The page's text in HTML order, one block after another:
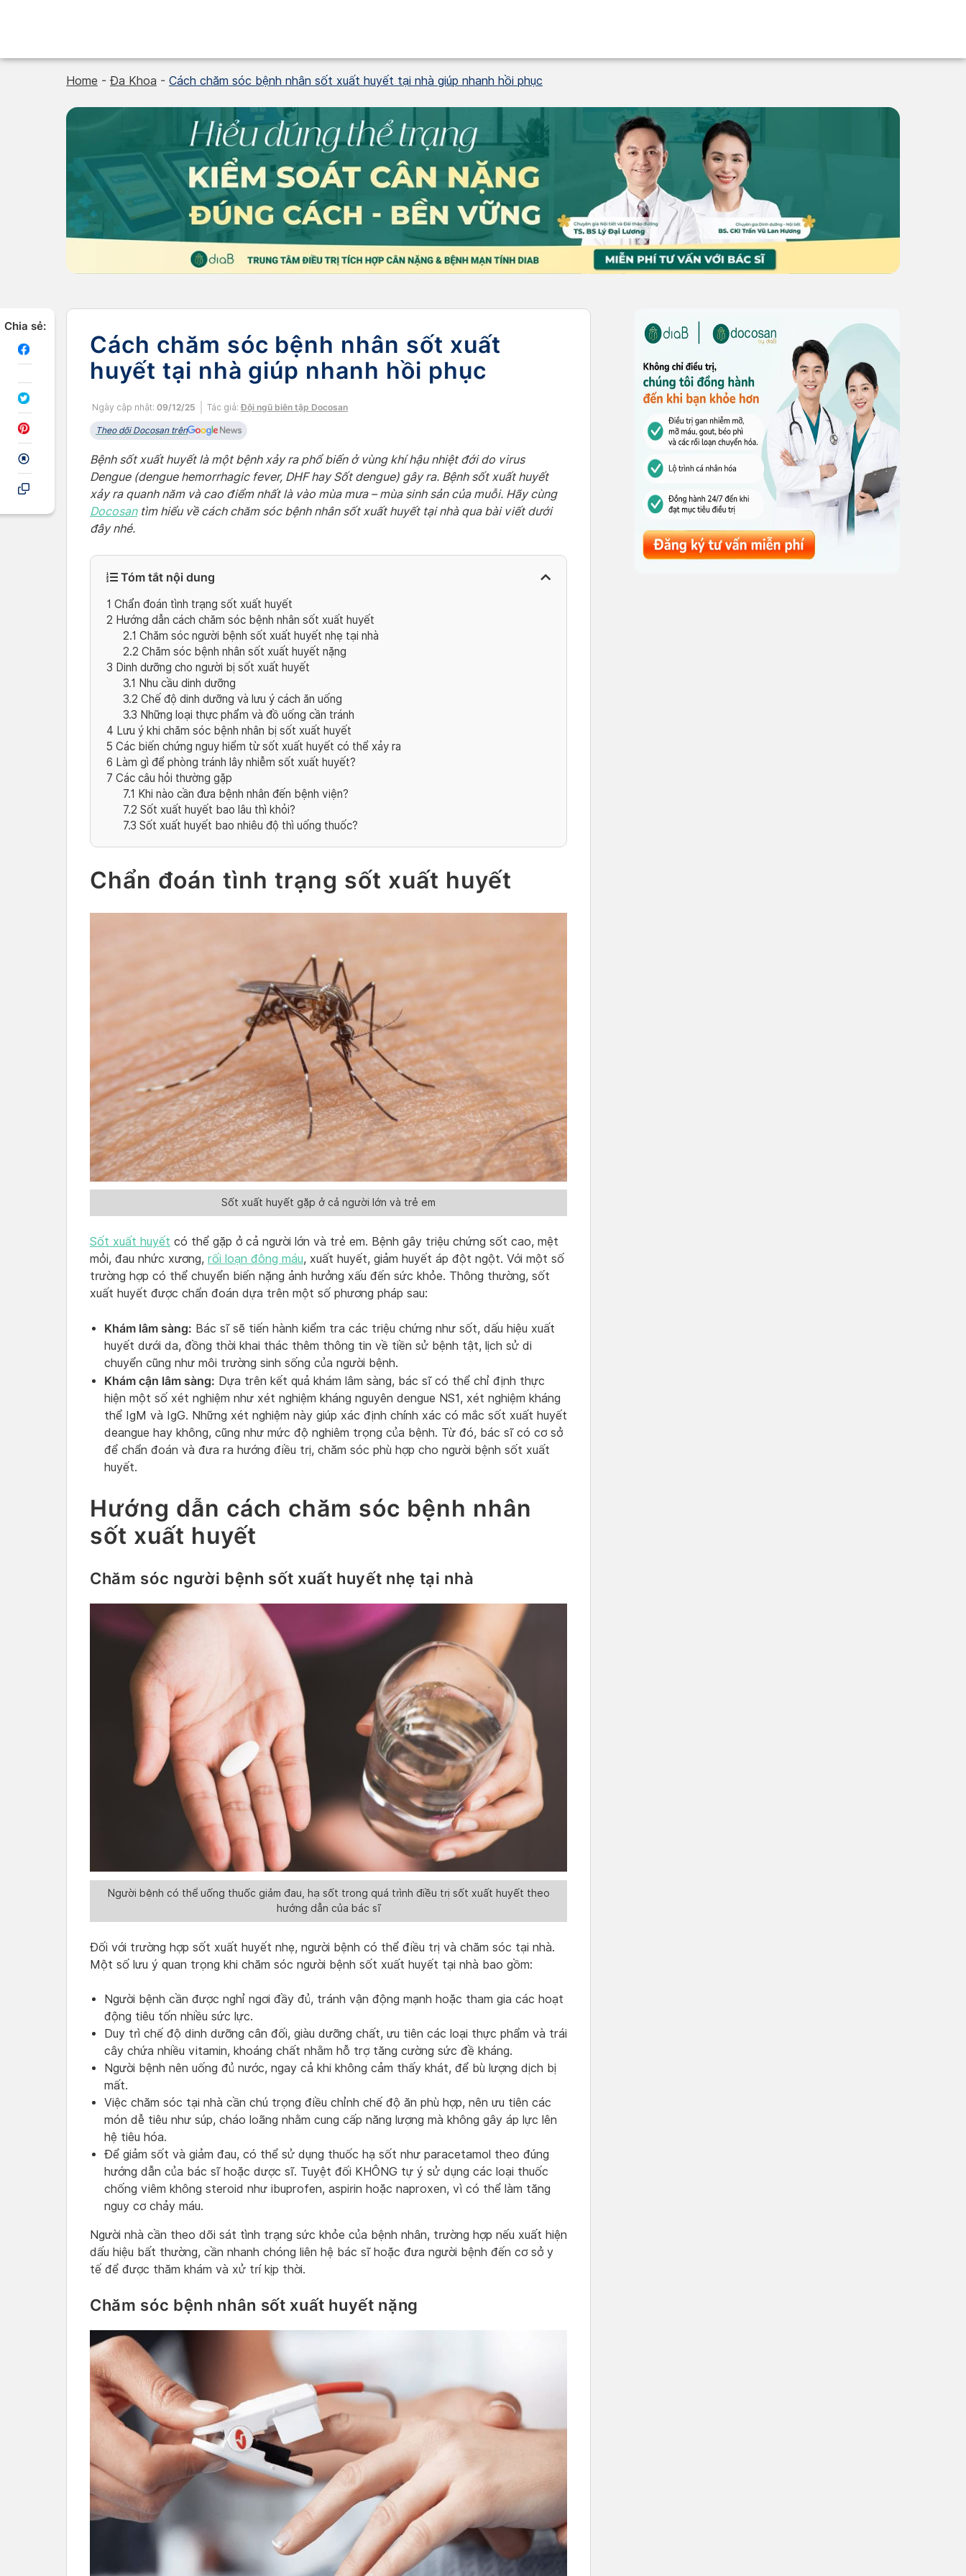
Home - Đa Khoa - Cách chăm sóc bệnh nhân sốt xuất huyết tại nhà giúp nhanh hồi phục
Chia sẻ:
Cách chăm sóc bệnh nhân sốt xuất
huyết tại nhà giúp nhanh hồi phục
Ngày cập nhật: 09/12/25 Tác giả:Đội ngũ biên tập Docosan
Theo dõi Docosan trên
Bệnh sốt xuất huyết là một bệnh xảy ra phổ biến ở vùng khí hậu nhiệt đới do virus
Dengue (dengue hemorrhagic fever, DHF hay Sốt dengue) gây ra. Bệnh sốt xuất huyết
xảy ra quanh năm và cao điểm nhất là vào mùa mưa – mùa sinh sản của muỗi. Hãy cùng
Docosantìm hiểu về cách chăm sóc bệnh nhân sốt xuất huyết tại nhà qua bài viết dưới
đây nhé.
Tóm tắt nội dung
1 Chẩn đoán tình trạng sốt xuất huyết
2 Hướng dẫn cách chăm sóc bệnh nhân sốt xuất huyết
2.1 Chăm sóc người bệnh sốt xuất huyết nhẹ tại nhà
2.2 Chăm sóc bệnh nhân sốt xuất huyết nặng
3 Dinh dưỡng cho người bị sốt xuất huyết
3.1 Nhu cầu dinh dưỡng
3.2 Chế độ dinh dưỡng và lưu ý cách ăn uống
3.3 Những loại thực phẩm và đồ uống cần tránh
4 Lưu ý khi chăm sóc bệnh nhân bị sốt xuất huyết
5 Các biến chứng nguy hiểm từ sốt xuất huyết có thể xảy ra
6 Làm gì để phòng tránh lây nhiễm sốt xuất huyết?
7 Các câu hỏi thường gặp
7.1 Khi nào cần đưa bệnh nhân đến bệnh viện?
7.2 Sốt xuất huyết bao lâu thì khỏi?
7.3 Sốt xuất huyết bao nhiêu độ thì uống thuốc?
Chẩn đoán tình trạng sốt xuất huyết
Sốt xuất huyết gặp ở cả người lớn và trẻ em
Sốt xuất huyết có thể gặp ở cả người lớn và trẻ em. Bệnh gây triệu chứng sốt cao, mệt
mỏi, đau nhức xương, rối loạn đông máu, xuất huyết, giảm huyết áp đột ngột. Với một số
trường hợp có thể chuyển biến nặng ảnh hưởng xấu đến sức khỏe. Thông thường, sốt
xuất huyết được chẩn đoán dựa trên một số phương pháp sau:
Khám lâm sàng: Bác sĩ sẽ tiến hành kiểm tra các triệu chứng như sốt, dấu hiệu xuất
huyết dưới da, đồng thời khai thác thêm thông tin về tiền sử bệnh tật, lịch sử di
chuyển cũng như môi trường sinh sống của người bệnh.
Khám cận lâm sàng: Dựa trên kết quả khám lâm sàng, bác sĩ có thể chỉ định thực
hiện một số xét nghiệm như xét nghiệm kháng nguyên dengue NS1, xét nghiệm kháng
thể IgM và IgG. Những xét nghiệm này giúp xác định chính xác có mắc sốt xuất huyết
deangue hay không, cũng như mức độ nghiêm trọng của bệnh. Từ đó, bác sĩ có cơ sở
để chẩn đoán và đưa ra hướng điều trị, chăm sóc phù hợp cho người bệnh sốt xuất
huyết.
Hướng dẫn cách chăm sóc bệnh nhân
sốt xuất huyết
Chăm sóc người bệnh sốt xuất huyết nhẹ tại nhà
Người bệnh có thể uống thuốc giảm đau, hạ sốt trong quá trình điều trị sốt xuất huyết theo
hướng dẫn của bác sĩ
Đối với trường hợp sốt xuất huyết nhẹ, người bệnh có thể điều trị và chăm sóc tại nhà.
Một số lưu ý quan trọng khi chăm sóc người bệnh sốt xuất huyết tại nhà bao gồm:
Người bệnh cần được nghỉ ngơi đầy đủ, tránh vận động mạnh hoặc tham gia các hoạt
động tiêu tốn nhiều sức lực.
Duy trì chế độ dinh dưỡng cân đối, giàu dưỡng chất, ưu tiên các loại thực phẩm và trái
cây chứa nhiều vitamin, khoáng chất nhằm hỗ trợ tăng cường sức đề kháng.
Người bệnh nên uống đủ nước, ngay cả khi không cảm thấy khát, để bù lượng dịch bị
mất.
Việc chăm sóc tại nhà cần chú trọng điều chỉnh chế độ ăn phù hợp, nên ưu tiên các
món dễ tiêu như súp, cháo loãng nhằm cung cấp năng lượng mà không gây áp lực lên
hệ tiêu hóa.
Để giảm sốt và giảm đau, có thể sử dụng thuốc hạ sốt như paracetamol theo đúng
hướng dẫn của bác sĩ hoặc dược sĩ. Tuyệt đối KHÔNG tự ý sử dụng các loại thuốc
chống viêm không steroid như ibuprofen, aspirin hoặc naproxen, vì có thể làm tăng
nguy cơ chảy máu.
Người nhà cần theo dõi sát tình trạng sức khỏe của bệnh nhân, trường hợp nếu xuất hiện
dấu hiệu bất thường, cần nhanh chóng liên hệ bác sĩ hoặc đưa người bệnh đến cơ sở y
tế để được thăm khám và xử trí kịp thời.
Chăm sóc bệnh nhân sốt xuất huyết nặng